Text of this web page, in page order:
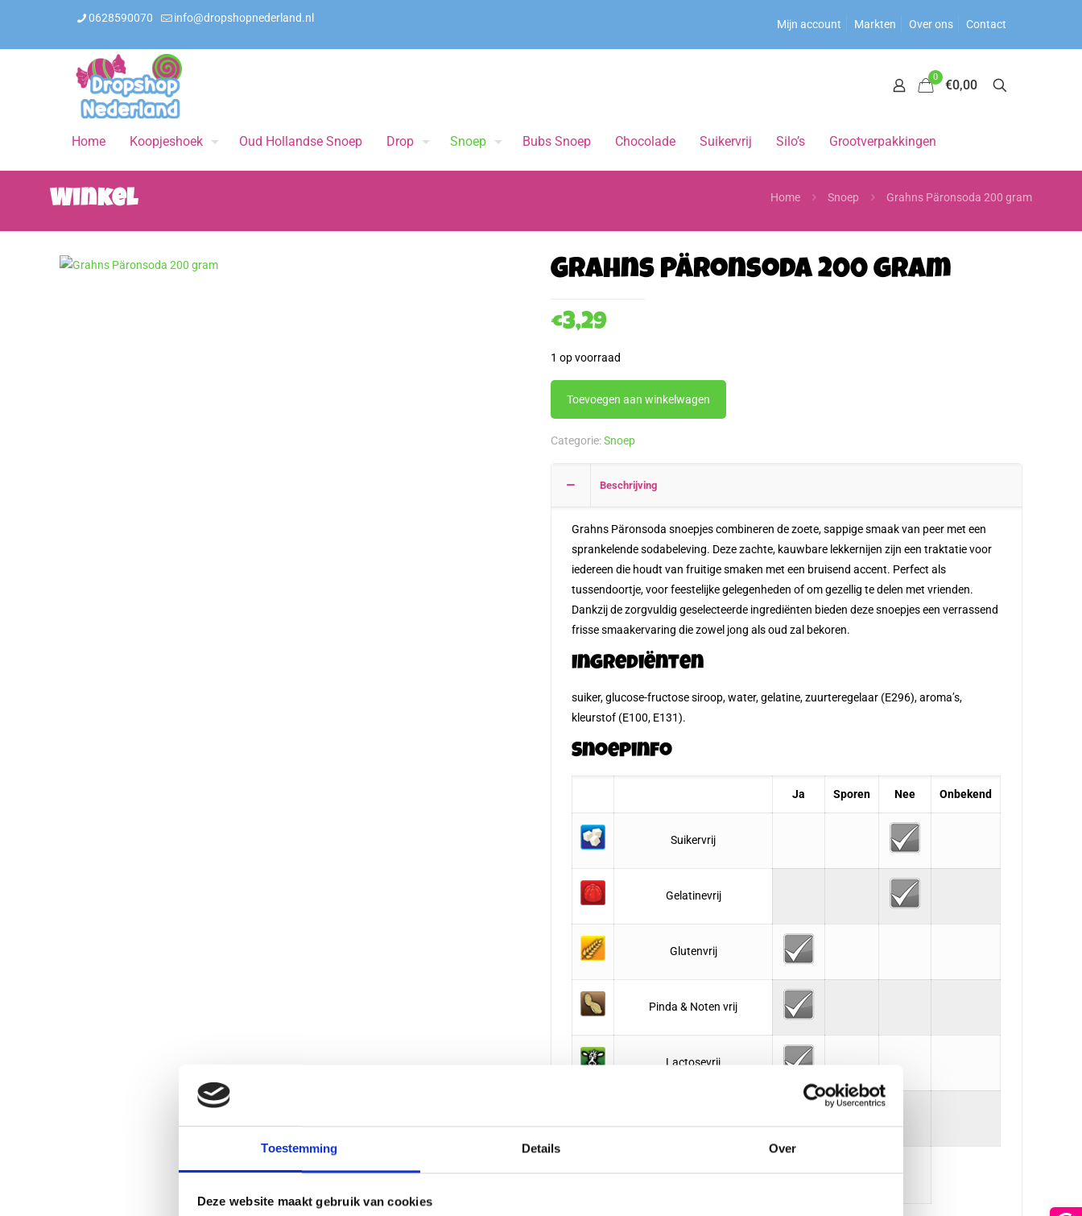
Toestemming Details Over
Deze website maakt gebruik van cookies
0628590070 info@dropshopnederland.nl Mijn account Markten Over ons Contact
0
€0,00
Home Koopjeshoek Oud Hollandse Snoep Drop Snoep Bubs Snoep Chocolade Suikervrij Silo’s Grootverpakkingen
Winkel Home Snoep Grahns Päronsoda 200 gram
Grahns Päronsoda 200 gram
€3,29
1 op voorraad
Toevoegen aan winkelwagen
Categorie:Snoep
Beschrijving
Grahns Päronsoda snoepjes combineren de zoete, sappige smaak van peer met een
sprankelende sodabeleving. Deze zachte, kauwbare lekkernijen zijn een traktatie voor
iedereen die houdt van fruitige smaken met een bruisend accent. Perfect als
tussendoortje, voor feestelijke gelegenheden of om gezellig te delen met vrienden.
Dankzij de zorgvuldig geselecteerde ingrediënten bieden deze snoepjes een verrassend
frisse smaakervaring die zowel jong als oud zal bekoren.
Ingrediënten
suiker, glucose-fructose siroop, water, gelatine, zuurteregelaar (E296), aroma’s,
kleurstof (E100, E131).
Snoepinfo
Ja Sporen Nee Onbekend
Suikervrij
Gelatinevrij
Glutenvrij
Pinda & Noten vrij
Lactosevrij